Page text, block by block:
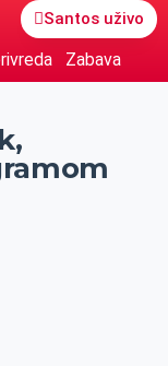
Santos uživo
Zabava